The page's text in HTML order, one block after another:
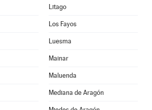
Litago
Los Fayos
Luesma
Mainar
Maluenda
Mediana de Aragón